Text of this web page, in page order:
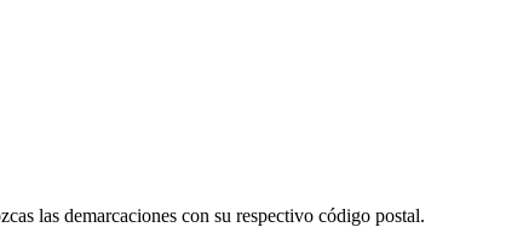
las demarcaciones con su respectivo código postal.